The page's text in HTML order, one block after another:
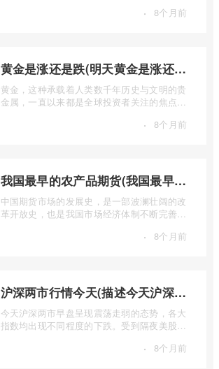
· 8个月前
黄金是涨还是跌(明天黄金是涨还是跌)
黄金，这种承载着人类数千年历史与文明的贵
金属，一直以来都是全球投资者关注的焦点。
· 8个月前
我国最早的农产品期货(我国最早的农产品期货交易合约的品种是)
中国期货市场的发展史，是一部波澜壮阔的改
革开放史，也是我国市场经济体制不断完善的
· 8个月前
沪深两市行情今天(描述今天沪深两市早盘交易情况)
今天沪深两市早盘呈现震荡走弱的态势，各大
指数均出现不同程度的下跌。受到隔夜美股下
· 8个月前